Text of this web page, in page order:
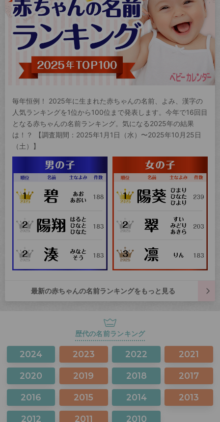
毎年恒例！ 2025年に生まれた赤ちゃんの名前、よみ、漢字の
人気ランキングを1位から100位まで発表します。今年で16回目
となる赤ちゃんの名前ランキング。気になる2025年の結果
は！？ 【調査期間：2025年1月1日（水）〜2025年10月25日
（土）】
最新の赤ちゃんの名前ランキングをもっと見る
歴代の名前ランキング
2024 2023 2022 2021
2020 2019 2018 2017
2016 2015 2014 2013
2012 2011 2010